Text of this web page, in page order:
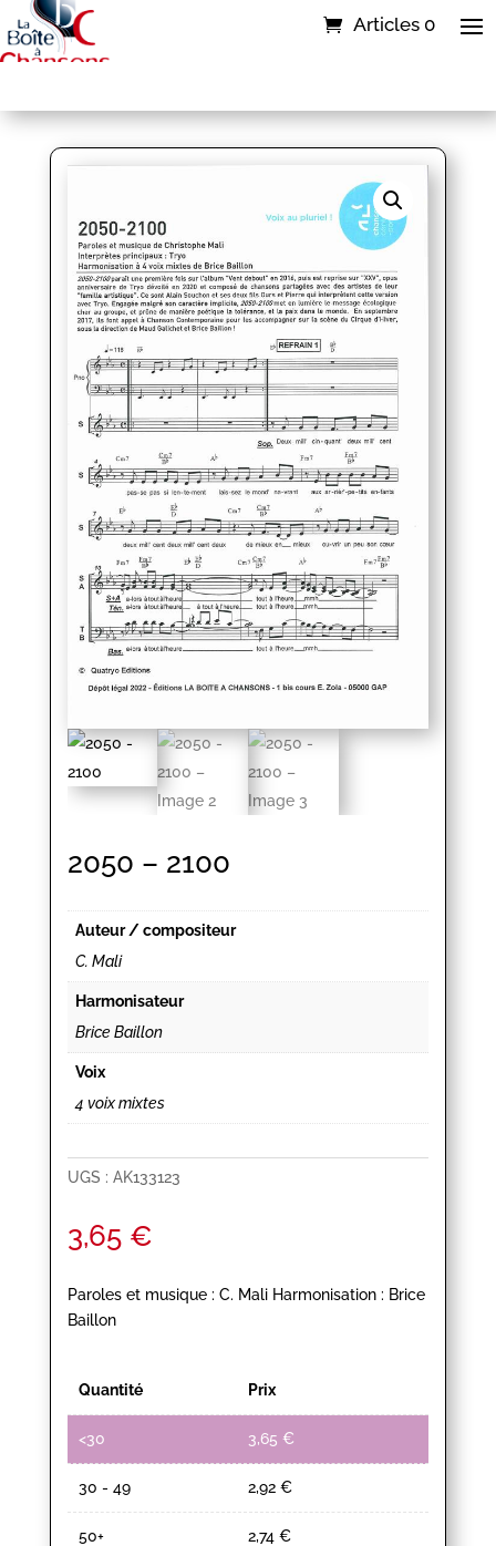
Articles 0
2050 – 2100
Auteur / compositeur
C. Mali
Harmonisateur
Brice Baillon
Voix
4 voix mixtes
UGS : AK133123
3,65 €
Paroles et musique : C. Mali Harmonisation : Brice
Baillon
Quantité Prix
<30 3,65 €
30 - 49 2,92 €
50+ 2,74 €